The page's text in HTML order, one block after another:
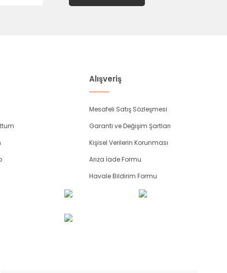
Alışveriş
Mesafeli Satış Sözleşmesi
Garanti ve Değişim Şartları
Kişisel Verilerin Korunması
Arıza İade Formu
Havale Bildirim Formu